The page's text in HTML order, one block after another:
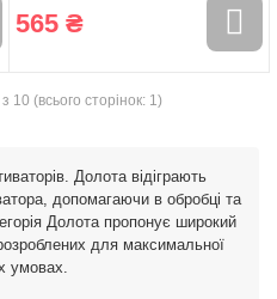
565 ₴
10 (всього сторінок: 1)
Долота відіграють
допомагаючи в обробці та
Долота пропонує широкий
для максимальної
умовах.